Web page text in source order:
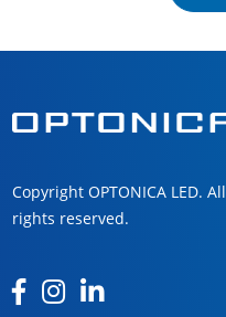
Copyright OPTONICA LED. All
rights reserved.